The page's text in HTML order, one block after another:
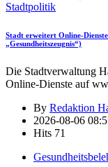
Stadtpolitik
Stadt erweitert Online-
„Gesundheitszeugnis“)
Die Stadtverwaltung
Online-Dienste auf
By Redaktion
2026-08-06
Hits 71